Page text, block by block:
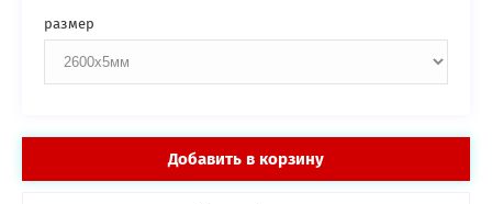
размер
Добавить в корзину